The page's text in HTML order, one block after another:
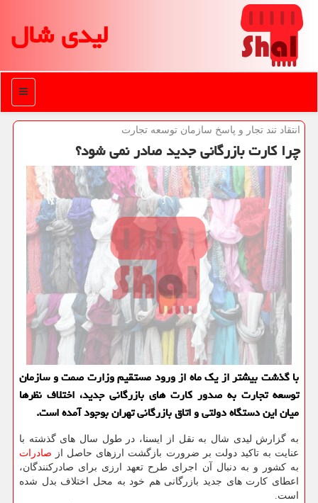
لیدی شال
منو
انتقاد تند تجار و پاسخ سازمان توسعه تجارت
چرا كارت بازرگانی جدید صادر نمی شود؟
با گذشت بیشتر از یك ماه از ورود مستقیم وزارت صمت و سازمان
توسعه تجارت به صدور كارت های بازرگانی جدید، اختلاف نظرها
میان این دستگاه دولتی و اتاق بازرگانی تهران بوجود آمده است.
به گزارش لیدی شال به نقل از ایسنا، در طول سال های گذشته با
عنایت به تاکید دولت بر ضرورت بازگشت ارزهای حاصل از صادرات
به کشور و به دنبال آن اجرای طرح تعهد ارزی برای صادرکنندگان،
اعطای کارت های جدید بازرگانی هم خود به محل اختلاف بدل شده
است.